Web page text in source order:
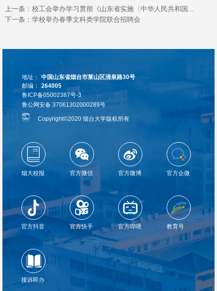
上一条： 校工会举办学习贯彻《山东省实施〈中华人民共和国...
下一条： 学校举办春季文科类学院联合招聘会
地址：
中国山东省烟台市莱山区清泉路30号
邮编：
264005
鲁ICP备05002387号-3
鲁公网安备 37061302000289号
Copyright©2020 烟台大学版权所有
烟大校报 官方微信 官方微博 官方企微
官方抖音 官方快手 官方哔哩 教育号
接诉即办